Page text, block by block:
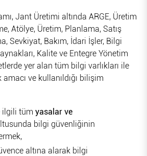
Jant Üretimi altında ARGE, Üretim
Atölye, Üretim, Planlama, Satış
Sevkiyat, Bakım, İdari İşler, Bilgi
Kalite ve Entegre Yönetim
yer alan tüm bilgi varlıkları ile
ve kullanıldığı bilişim
ilgili tüm yasalar ve
bilgi güvenliğinin
altına alarak bilgi